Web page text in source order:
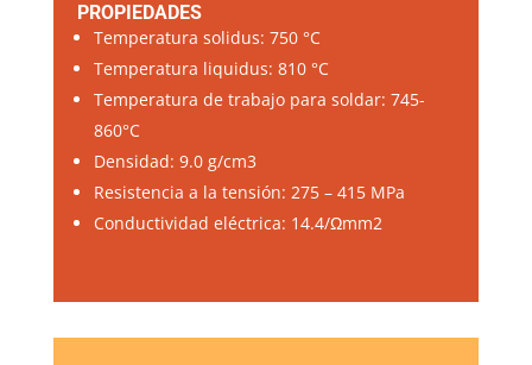
PROPIEDADES
Temperatura solidus: 750 °C
Temperatura liquidus: 810 °C
Temperatura de trabajo para soldar: 745-
860°C
Densidad: 9.0 g/cm3
Resistencia a la tensión: 275 – 415 MPa
Conductividad eléctrica: 14.4/Ωmm2